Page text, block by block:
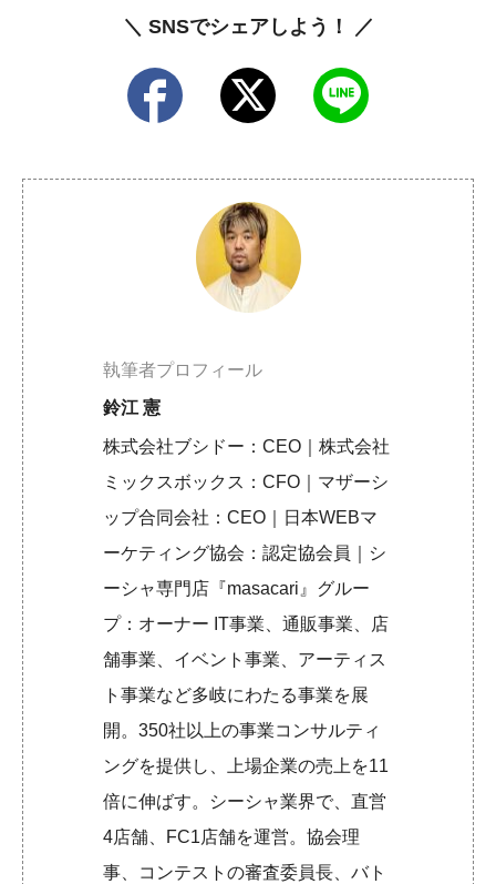
＼ SNSでシェアしよう！ ／
執筆者プロフィール
鈴江 憲
株式会社ブシドー：CEO｜株式会社
ミックスボックス：CFO｜マザーシ
ップ合同会社：CEO｜日本WEBマ
ーケティング協会：認定協会員｜シ
ーシャ専門店『masacari』グルー
プ：オーナー IT事業、通販事業、店
舗事業、イベント事業、アーティス
ト事業など多岐にわたる事業を展
開。350社以上の事業コンサルティ
ングを提供し、上場企業の売上を11
倍に伸ばす。シーシャ業界で、直営
4店舗、FC1店舗を運営。協会理
事、コンテストの審査委員長、バト